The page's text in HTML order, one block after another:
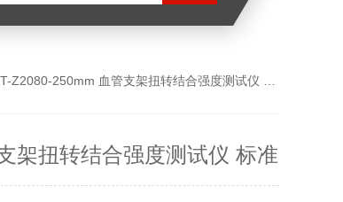
Z2080-250mm 血管支架扭转结合强度测试仪 标准
架扭转结合强度测试仪 标准